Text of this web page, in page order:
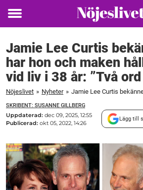
Toggle
Jamie Lee Curtis
har hon och maken
vid liv i 38 år: ”Två
Nöjeslivet » Nyheter »
SKRIBENT: SUSANNE GILLBERG
Uppdaterad: dec 09, 2025, 12:55
Publicerad: okt 05, 2022, 14:26
Lägg till